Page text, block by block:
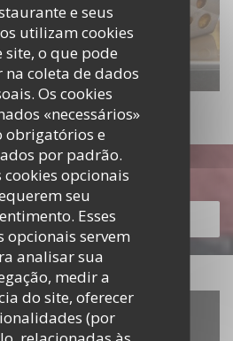
e seus
utilizam cookies
site, o que pode
coleta de dados
Os cookies
«necessários»
obrigatórios e
por padrão.
cookies opcionais
seu
Esses
opcionais servem
analisar sua
medir a
do site, oferecer
(por
o nosso menu
O NOSSO MENU